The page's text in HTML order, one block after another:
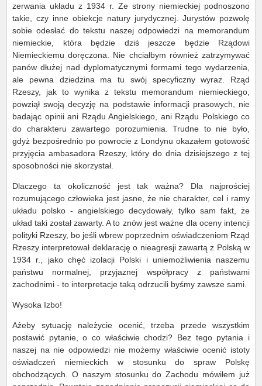
zerwania układu z 1934 r. Ze strony niemieckiej podnoszono
takie, czy inne obiekcje natury jurydycznej. Jurystów pozwolę
sobie odesłać do tekstu naszej odpowiedzi na memorandum
niemieckie, która będzie dziś jeszcze będzie Rządowi
Niemieckiemu doręczona. Nie chciałbym również zatrzymywać
panów dłużej nad dyplomatycznymi formami tego wydarzenia,
ale pewna dziedzina ma tu swój specyficzny wyraz. Rząd
Rzeszy, jak to wynika z tekstu memorandum niemieckiego,
powziął swoją decyzję na podstawie informacji prasowych, nie
badając opinii ani Rządu Angielskiego, ani Rządu Polskiego co
do charakteru zawartego porozumienia. Trudne to nie było,
gdyż bezpośrednio po powrocie z Londynu okazałem gotowość
przyjęcia ambasadora Rzeszy, który do dnia dzisiejszego z tej
sposobności nie skorzystał.
Dlaczego ta okoliczność jest tak ważna? Dla najprościej
rozumującego człowieka jest jasne, że nie charakter, cel i ramy
układu polsko - angielskiego decydowały, tylko sam fakt, że
układ taki został zawarty. A to znów jest ważne dla oceny intencji
polityki Rzeszy, bo jeśli wbrew poprzednim oświadczeniom Rząd
Rzeszy interpretował deklarację o nieagresji zawartą z Polską w
1934 r., jako chęć izolacji Polski i uniemożliwienia naszemu
państwu normalnej, przyjaznej współpracy z państwami
zachodnimi - to interpretacje taką odrzucili byśmy zawsze sami.
Wysoka Izbo!
Ażeby sytuację należycie ocenić, trzeba przede wszystkim
postawić pytanie, o co właściwie chodzi? Bez tego pytania i
naszej na nie odpowiedzi nie możemy właściwie ocenić istoty
oświadczeń niemieckich w stosunku do spraw Polskę
obchodzących. O naszym stosunku do Zachodu mówiłem już